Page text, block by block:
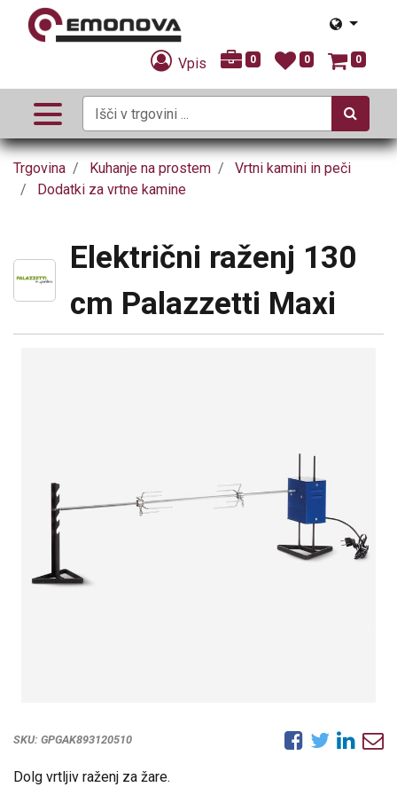
Vpis 0 0 0
Trgovina Kuhanje na prostem
Vrtni kamini in peči
Dodatki za vrtne kamine
Električni raženj 130
cm Palazzetti Maxi
SKU: GPGAK893120510
Dolg vrtljiv raženj za žare.